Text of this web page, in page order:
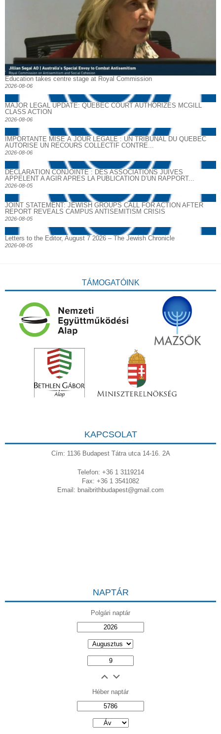
Education takes centre stage at Royal Commission
2026-08-06
MAJOR LEGAL UPDATE: QUEBEC COURT AUTHORIZES MCGILL
CLASS ACTION
2026-08-06
IMPORTANTE MISE À JOUR LÉGALE : UN TRIBUNAL DU QUÉBEC
AUTORISE UN RECOURS COLLECTIF CONTRE...
2026-08-06
DECLARATION CONJOINTE : DES ASSOCIATIONS JUIVES
APPELENT A AGIR APRES LA PUBLICATION D’UN RAPPORT...
2026-08-05
JOINT STATEMENT: JEWISH GROUPS CALL FOR ACTION AFTER
REPORT REVEALS CAMPUS ANTISEMITISM CRISIS
2026-08-05
Letters to the Editor, August 7 2026 – The Jewish Chronicle
2026-08-05
TÁMOGATÓINK
KAPCSOLAT
Cím: 1136 Budapest Tátra utca 14-16. 2A
Telefon: +36 1 3119214
Fax: +36 1 3541082
Email: bnaibrithbudapest@gmail.com
NAPTÁR
Polgári naptár
Héber naptár